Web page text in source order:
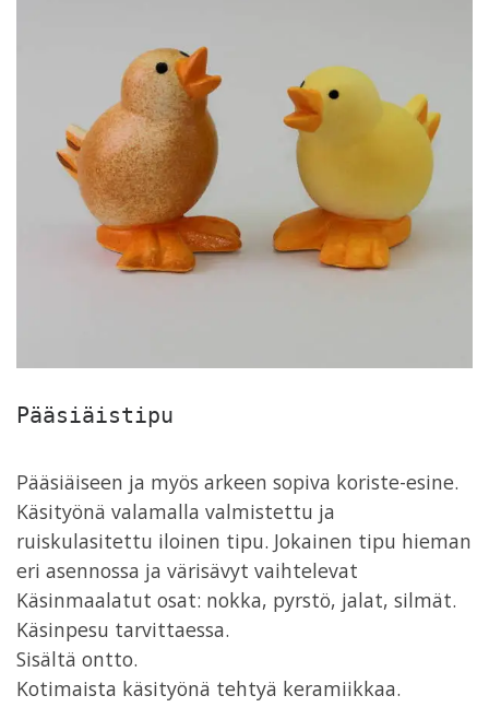
Pääsiäistipu
Pääsiäiseen ja myös arkeen sopiva koriste-esine.
Käsityönä valamalla valmistettu ja
ruiskulasitettu iloinen tipu. Jokainen tipu hieman
eri asennossa ja värisävyt vaihtelevat
Käsinmaalatut osat: nokka, pyrstö, jalat, silmät.
Käsinpesu tarvittaessa.
Sisältä ontto.
Kotimaista käsityönä tehtyä keramiikkaa.